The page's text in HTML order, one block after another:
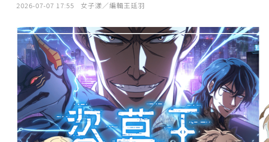
2026-07-07 17:55 女子漾／編輯王廷羽